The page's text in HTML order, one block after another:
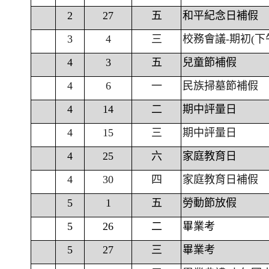
2 27 五
和平紀念日補假
3
4 三
校務會議-期初(下
4
3 五
兒童節補假
4
6 一
民族掃墓節補假
4
14 二
期中評量日
4
15 三
期中評量日
4
25 六
家庭教育日
4
30 四
家庭教育日補假
5
1 五
勞動節放假
5
26 二
畢業考
5
27 三
畢業考